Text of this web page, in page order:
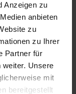
Anzeigen zu
anbieten
zu
zu Ihrer
Partner für
weiter. Unsere
mit
bereitgestellt
Inhalte auch
der verlinkten
der
erkennbar. Bei